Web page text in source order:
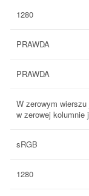
1280
PRAWDA
PRAWDA
W zerowym
w zerowej kolumnie
sRGB
1280